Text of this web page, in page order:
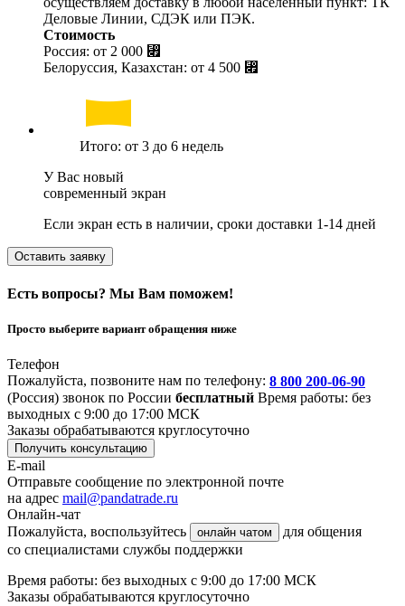
Деловые Линии, СДЭК или ПЭК.
Стоимость
Россия: от 2 000 ⃏
Белоруссия, Казахстан: от 4 500 ⃏
Итого: от 3 до 6 недель
У Вас новый
современный экран
Если экран есть в наличии, сроки доставки 1-14 дней
Оставить заявку
Есть вопросы? Мы Вам поможем!
Просто выберите вариант обращения ниже
Телефон
Пожалуйста, позвоните нам по телефону: 8 800 200-06-90
(Россия) звонок по России бесплатный Время работы: без
выходных с 9:00 до 17:00 МСК
Заказы обрабатываются круглосуточно
Получить консультацию
E-mail
Отправьте сообщение по электронной почте
на адрес mail@pandatrade.ru
Онлайн-чат
Пожалуйста, воспользуйтесь
онлайн чатом
для общения
со специалистами службы поддержки
Время работы: без выходных с 9:00 до 17:00 МСК
Заказы обрабатываются круглосуточно